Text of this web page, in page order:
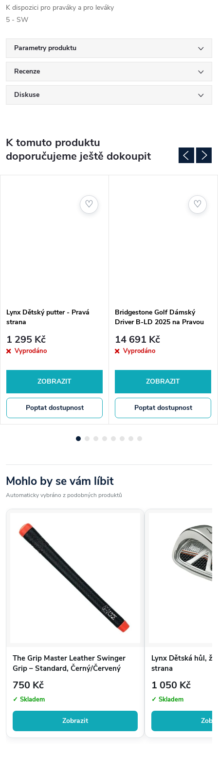
K dispozici pro praváky a pro leváky
5 - SW
Parametry produktu
Recenze
Diskuse
K tomuto produktu
doporučujeme ještě dokoupit
Lynx Dětský putter - Pravá
strana
1 295 Kč
Vyprodáno
ZOBRAZIT
Poptat dostupnost
♡
Bridgestone Golf Dámský
Driver B-LD 2025 na Pravou
14 691 Kč
Vyprodáno
ZOBRAZIT
Poptat dostupnost
♡
Mohlo by se vám líbit
Automaticky vybráno z podobných produktů
The Grip Master Leather Swinger
Grip – Standard, Černý/Červený
750 Kč
✓ Skladem
Zobrazit
Lynx Dětská hůl,
strana
1 050 Kč
✓ Skladem